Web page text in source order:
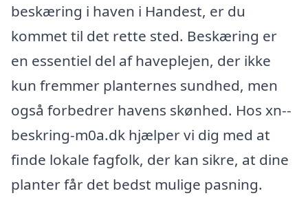
beskæring i haven i Handest, er du
kommet til det rette sted. Beskæring er
en essentiel del af haveplejen, der ikke
kun fremmer planternes sundhed, men
også forbedrer havens skønhed. Hos xn--
beskring-m0a.dk hjælper vi dig med at
finde lokale fagfolk, der kan sikre, at dine
planter får det bedst mulige pasning.